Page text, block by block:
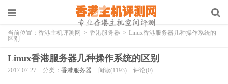
当前位置： 香港主机评测网 > 香港服务器 > Linux香港服务器几种操作系统的
区别
Linux香港服务器几种操作系统的区别
2017-07-27 分类： 香港服务器 阅读(1193) 评论(0)